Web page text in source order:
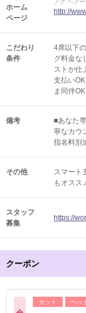
ホーム
ページ
アグ ヘア
http://
こだわり
条件
4席以下
グ料金な
ストが仕
支払い
ま同伴
備考
■あなた
寧なカウ
指名料別
その他 スマート
もオスス
スタッフ
募集
https://
クーポン
カット ヘッ